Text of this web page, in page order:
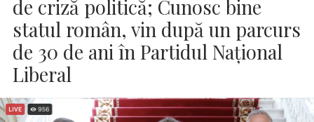
de criză politică; Cunosc bine
statul român, vin după un parcurs
de 30 de ani în Partidul Național
Liberal